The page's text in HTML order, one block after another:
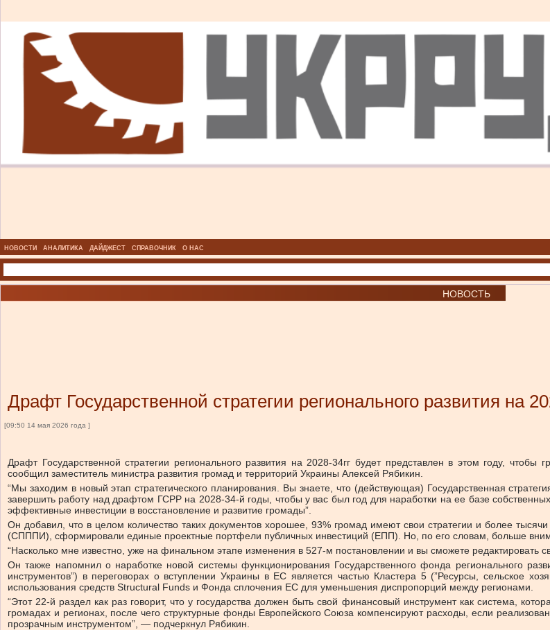
НОВОСТИ АНАЛИТИКА ДАЙДЖЕСТ СПРАВОЧНИК О НАС
НОВОСТЬ
Драфт Государственной стратегии регионального развития на
[09:50 14 мая 2026 года ]
Драфт Государственной стратегии регионального развития на 2028-34гг будет представлен в этом году, чтобы
сообщил заместитель министра развития громад и территорий Украины Алексей Рябикин.
“Мы заходим в новый этап стратегического планирования. Вы знаете, что (действующая) Государственная
завершить работу над драфтом ГСРР на 2028-34-й годы, чтобы у вас был год для наработки на ее базе
эффективные инвестиции в восстановление и развитие громады”.
Он добавил, что в целом количество таких документов хорошее, 93% громад имеют свои стратегии и более
(СПППИ), сформировали единые проектные портфели публичных инвестиций (ЕПП). Но, по его словам, больше
“Насколько мне известно, уже на финальном этапе изменения в 527-м постановлении и вы сможете
Он также напомнил о наработке новой системы функционирования Государственного фонда регионального
инструментов”) в переговорах о вступлении Украины в ЕС является частью Кластера 5 (”Ресурсы, сельское
использования средств Structural Funds и Фонда сплочения ЕС для уменьшения диспропорций между регионами.
“Этот 22-й раздел как раз говорит, что у государства должен быть свой финансовый инструмент как система,
громадах и регионах, после чего структурные фонды Европейского Союза компенсируют расходы, если
прозрачным инструментом”, — подчеркнул Рябикин.